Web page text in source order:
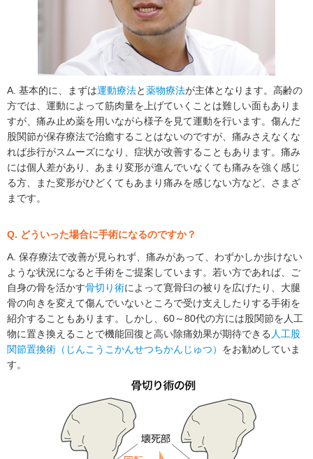
A. 基本的に、まずは運動療法と薬物療法が主体となります。高齢の
方では、運動によって筋肉量を上げていくことは難しい面もありま
すが、痛み止め薬を用いながら様子を見て運動を行います。傷んだ
股関節が保存療法で治癒することはないのですが、痛みさえなくな
れば歩行がスムーズになり、症状が改善することもあります。痛み
には個人差があり、あまり変形が進んでいなくても痛みを強く感じ
る方、また変形がひどくてもあまり痛みを感じない方など、さまざ
まです。
Q. どういった場合に手術になるのですか？
A. 保存療法で改善が見られず、痛みがあって、わずかしか歩けない
ような状況になると手術をご提案しています。若い方であれば、ご
自身の骨を活かす骨切り術によって寛骨臼の被りを広げたり、大腿
骨の向きを変えて傷んでいないところで受け支えしたりする手術を
紹介することもあります。しかし、60～80代の方には股関節を人工
物に置き換えることで機能回復と高い除痛効果が期待できる 人工股
関節置換術（じんこうこかんせつちかんじゅつ） をお勧めしていま
す。